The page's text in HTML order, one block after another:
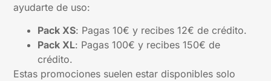
ayudarte de uso:
Pack XS: Pagas 10€ y recibes 12€ de crédito.
Pack XL: Pagas 100€ y recibes 150€ de
crédito.
Estas promociones suelen estar disponibles solo